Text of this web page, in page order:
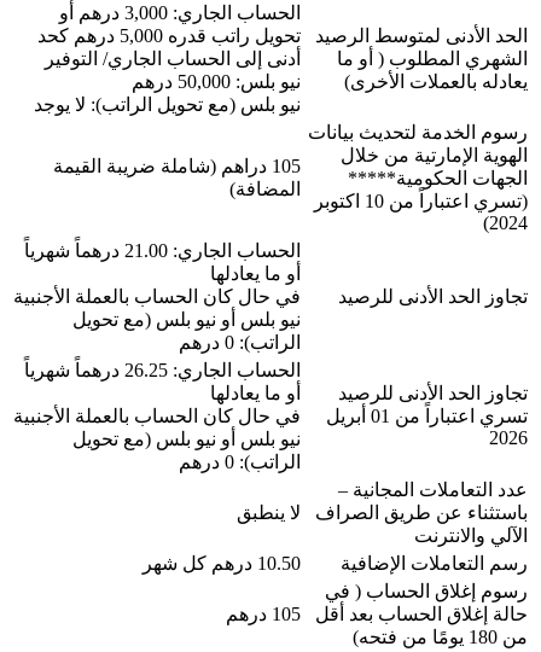
الحد الأدنى لمتوسط الرصيد
الشهري المطلوب ( أو ما
يعادله بالعملات الأخرى)
الحساب الجاري: 3,000 درهم أو
تحويل راتب قدره 5,000 درهم كحد
أدنى إلى الحساب الجاري/ التوفير
نيو بلس: 50,000 درهم
نيو بلس (مع تحويل الراتب): لا يوجد
رسوم الخدمة لتحديث بيانات
الهوية الإمارتية من خلال
الجهات الحكومية*****
(تسري اعتباراً من 10 اكتوبر
2024)
105 دراهم (شاملة ضريبة القيمة
المضافة)
تجاوز الحد الأدنى للرصيد
الحساب الجاري: 21.00 درهماً شهرياً
أو ما يعادلها
في حال كان الحساب بالعملة الأجنبية
نيو بلس أو نيو بلس (مع تحويل
الراتب): 0 درهم
تجاوز الحد الأدنى للرصيد
تسري اعتباراً من 01 أبريل
2026
الحساب الجاري: 26.25 درهماً شهرياً
أو ما يعادلها
في حال كان الحساب بالعملة الأجنبية
نيو بلس أو نيو بلس (مع تحويل
الراتب): 0 درهم
عدد التعاملات المجانية –
باستثناء عن طريق الصراف
الآلي والانترنت
لا ينطبق
رسم التعاملات الإضافية
10.50 درهم كل شهر
رسوم إغلاق الحساب ( في
حالة إغلاق الحساب بعد أقل
من 180 يومًا من فتحه)
105 درهم